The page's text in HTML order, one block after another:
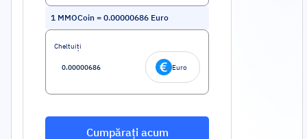
1 MMOCoin = 0.00000686 Euro
Cheltuiți
Euro
Cumpărați acum